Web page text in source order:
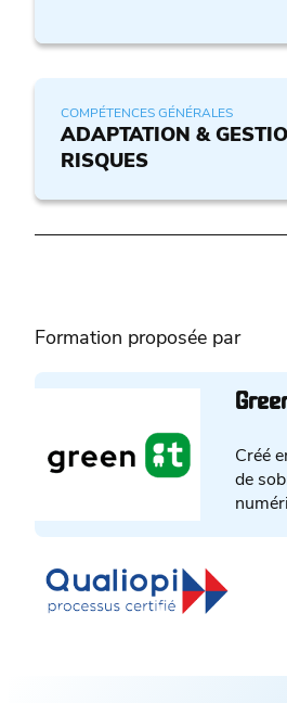
COMPÉTENCES GÉNÉRALES
ADAPTATION &
RISQUES
Formation proposée par
Créé
de